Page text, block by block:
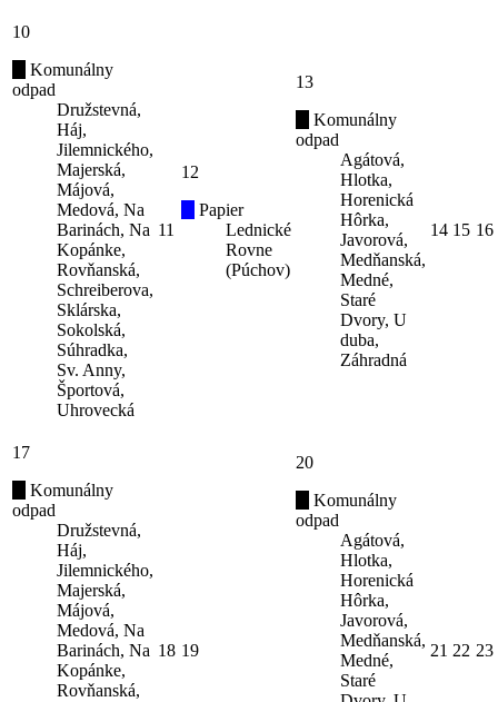
10
Komunálny
odpad
Družstevná,
Háj,
Jilemnického,
Majerská,
Májová,
Medová, Na
Barinách, Na
Kopánke,
Rovňanská,
Schreiberova,
Sklárska,
Sokolská,
Súhradka,
Sv. Anny,
Športová,
Uhrovecká
11
12
Papier
Lednické
Rovne
(Púchov)
13
Komunálny
odpad
Agátová,
Hlotka,
Horenická
Hôrka,
Javorová,
Medňanská,
Medné,
Staré
Dvory, U
duba,
Záhradná
14 15 16
17
Komunálny
odpad
Družstevná,
Háj,
Jilemnického,
Majerská,
Májová,
Medová, Na
Barinách, Na
Kopánke,
Rovňanská,
18 19
20
Komunálny
odpad
Agátová,
Hlotka,
Horenická
Hôrka,
Javorová,
Medňanská,
Medné,
Staré
21 22 23